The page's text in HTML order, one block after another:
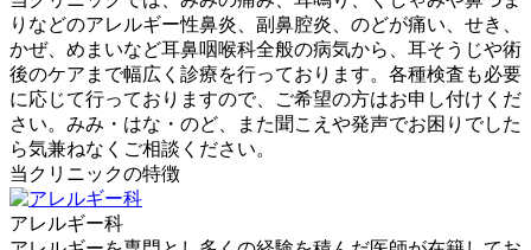
りなどのアレルギー性鼻炎、副鼻腔炎、のどが痛い、せき、
かぜ、めまいなど耳鼻咽喉科全般の病気から、耳そうじや術
後のケアまで幅広く診療を行っております。各種検査も必要
に応じて行っておりますので、ご希望の方はお申し付けくだ
さい。みみ・はな・のど、また聞こえや発声でお困りでした
ら気兼ねなくご相談ください。
当クリニックの特徴
アレルギー科